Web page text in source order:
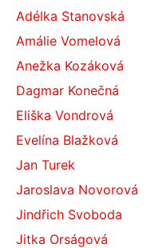
Adélka Stanovská
Amálie Vomelová
Anežka Kozáková
Dagmar Konečná
Eliška Vondrová
Evelína Blažková
Jan Turek
Jaroslava Novorová
Jindřich Svoboda
Jitka Orságová